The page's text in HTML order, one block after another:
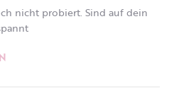
nicht probiert. Sind auf dein